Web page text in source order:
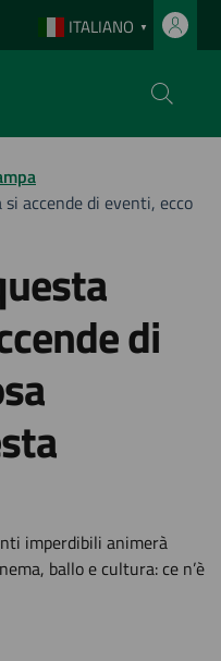
ITALIANO ▼
accende di eventi, ecco
di
imperdibili animerà
ballo e cultura: ce n’è